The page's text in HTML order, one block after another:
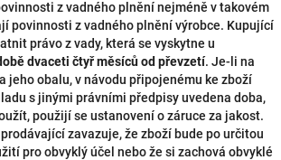
z vadného plnění nejméně v takovém
povinnosti z vadného plnění výrobce. Kupující
právo z vady, která se vyskytne u
dvaceti čtyř měsíců od převzetí. Je-li na
jeho obalu, v návodu připojenému ke zboží
s jinými právními předpisy uvedena doba,
použijí se ustanovení o záruce za jakost.
zavazuje, že zboží bude po určitou
pro obvyklý účel nebo že si zachová obvyklé